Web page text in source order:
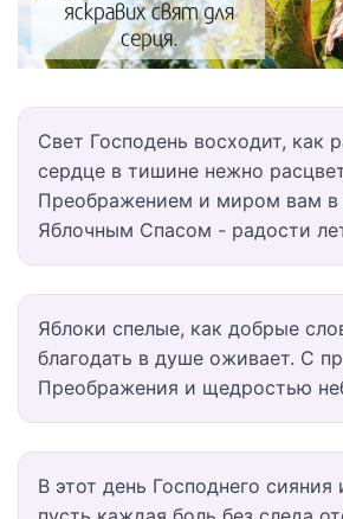
Свет Господень восходит, как
сердце в тишине нежно
Преображением и миром вам в
Яблочным Спасом - радости
Яблоки спелые, как добрые
благодать в душе оживает. С
Преображения и щедростью
В этот день Господнего